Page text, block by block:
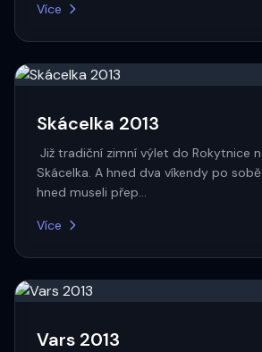
Více
Skácelka 2013
Již tradiční zimní výlet do Rokytnice
Skácelka. A hned dva víkendy po
hned museli přep…
Více
Vars 2013